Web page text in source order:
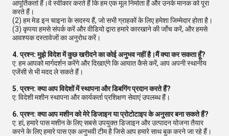
आपूर्तिकर्ता हैं।वे स्वीकार करते हैं कि हम एक मूल निर्माता हैं और उनके मानक को पूरा
करते हैं।
(2) हम मेड इन चाइना के सदस्य हैं, जो सभी ग्राहकों के लिए हमेशा जिम्मेदार होता है।
(3) कृपया हमसे संपर्क करें और वीडियो द्वारा हमारे कारखाने की जाँच करें, और हमसे
आवश्यक दस्तावेजों का अनुरोध करें।
4. प्रश्न: मुझे विदेश में कुछ खरीदने का कोई अनुभव नहीं है।मैं क्या कर सकता हूँ?
ए: हम आपको मार्गदर्शन करेंगे और दिखाएंगे कि आयात कैसे करें, आप अपनी स्थानीय
एजेंसी से भी मदद ले सकते हैं।
5. प्रश्न: क्या आप विदेशों में स्थापना और डिबगिंग प्रदान करते हैं?
ए: विदेशी मशीन स्थापना और कार्यकर्ता प्रशिक्षण सेवाएं उपलब्ध हैं।
6. प्रश्न: क्या आप मशीन को मेरे डिजाइन या प्रोटोटाइप के अनुसार बना सकते हैं?
ए: हां, हमारे पास मशीन के लिए सबसे उपयुक्त डिजाइन और उत्पादन योजना तैयार
करने के लिए हमारे पास एक अनुभवी टीम है जिसे आप हमारे साथ बुक करने जा रहे हैं।